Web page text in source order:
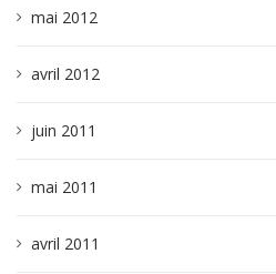
mai 2012
avril 2012
juin 2011
mai 2011
avril 2011